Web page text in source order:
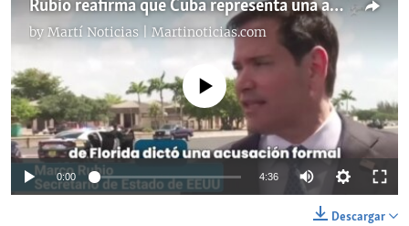
Rubio reafirma que Cuba representa una amenaza real para la seguridad nacional de EEUU
by Martí Noticias | Martinoticias.com
No media source currently available
0:00 4:36
144p
Descargar